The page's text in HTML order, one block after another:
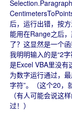
后，运行出错，按
能用在Range之后
了？这显然是一个
我明明输入的是“2
是Excel VBA里没有
为数字运行通过，
字符”。（这个20，
（有人可能会说这
过！）